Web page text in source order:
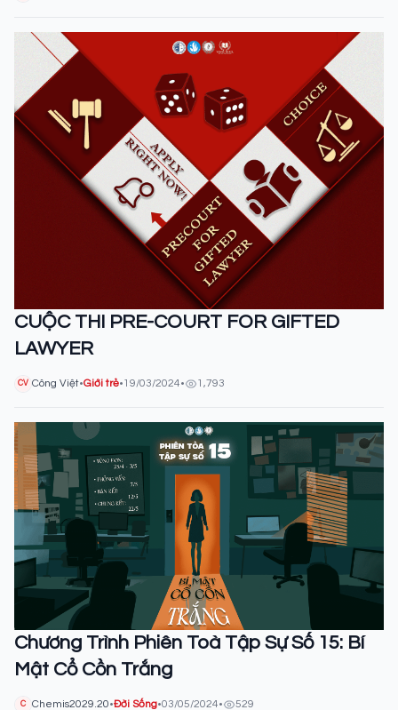
CUỘC THI PRE-COURT FOR GIFTED
LAWYER
CV Công Việt•Giới trẻ•19/03/2024• 1,793
Chương Trình Phiên Toà Tập Sự Số 15: Bí
Mật Cổ Cồn Trắng
C Chemis2029.20•Đời Sống•03/05/2024• 529